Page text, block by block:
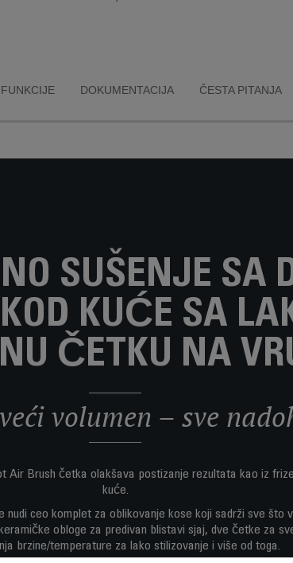
rezultate.
FUNKCIJE DOKUMENTACIJA ČESTA PITANJA
SUŠENJE SA
KUĆE SA
ČETKU NA
volumen – sve
Air Brush četka olakšava postizanje rezultata kao iz
kuće.
nudi ceo komplet za oblikovanje kose koji sadrži sve što
obloge za predivan blistavi sjaj, dve četke za
brzine/temperature za lako stilizovanje i više od toga.